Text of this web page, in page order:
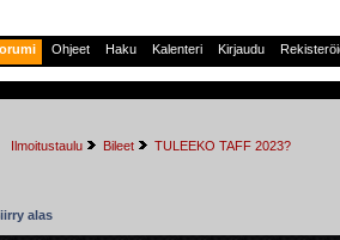
Ohjeet Haku Kalenteri Kirjaudu
Ilmoitustaulu Bileet TULEEKO TAFF 2023?
alas